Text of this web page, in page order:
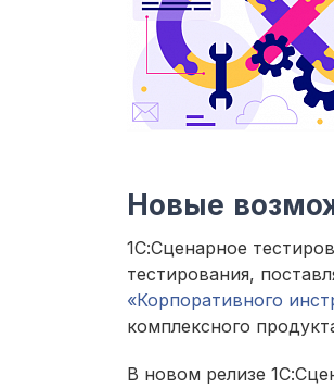
Новые
1С:Сценарное
тестирования,
«Корпоративного
комплексного
В новом релизе